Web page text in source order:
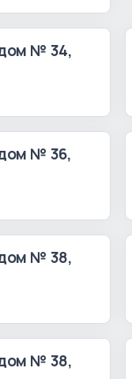
№ 34,
№ 36,
№ 38,
№ 38,